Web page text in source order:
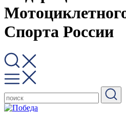
Спорта России